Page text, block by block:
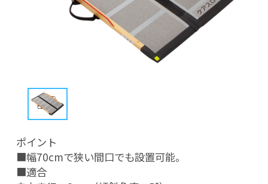
ポイント
■幅70cmで狭い間口でも設置可能。
■適合